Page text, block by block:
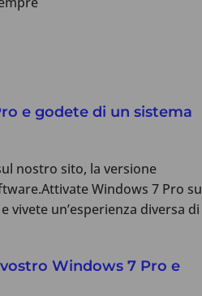
e godete di un sistema
nostro sito, la versione
Windows 7 Pro su
vivete un’esperienza diversa di
Windows 7 Pro e